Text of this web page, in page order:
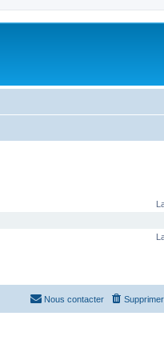
Nous contacter